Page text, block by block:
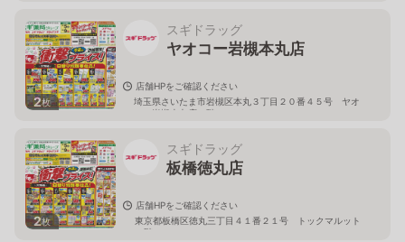
2枚
スギドラッグ
ヤオコー岩槻本丸店
店舗HPをご確認ください
埼玉県さいたま市岩槻区本丸３丁目２０番４５号 ヤオ
コー岩槻本丸店２階
2枚
スギドラッグ
板橋徳丸店
店舗HPをご確認ください
東京都板橋区徳丸三丁目４１番２１号 トックマルット
１階